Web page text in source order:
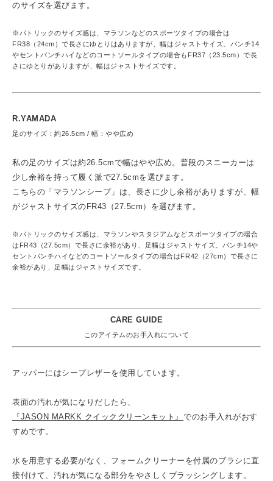
のサイズを選びます。
※パトリックのサイズ感は、マラソンなどのスポーツタイプの場合は
FR38（24cm）で長さにゆとりはありますが、幅はジャストサイズ。パンチ14
やセントパンチハイなどのコートソールタイプの場合もFR37（23.5cm）で長
さにゆとりがありますが、幅はジャストサイズです。
R.YAMADA
足のサイズ：約26.5cm / 幅：やや広め
私の足のサイズは約26.5cmで幅はやや広め。普段のスニーカーは
少し余裕を持って履く派で27.5cmを選びます。
こちらの「マラソンシープ」は、長さに少し余裕がありますが、幅
がジャストサイズのFR43（27.5cm）を選びます。
※パトリックのサイズ感は、マラソンやスタジアムなどスポーツタイプの場合
はFR43（27.5cm）で長さに余裕があり、足幅はジャストサイズ。パンチ14や
セントパンチハイなどのコートソールタイプの場合はFR42（27cm）で長さに
余裕があり、足幅はジャストサイズです。
CARE GUIDE
このアイテムのお手入れについて
アッパーにはシープレザーを使用しています。
表面の汚れが気になりだしたら、
『JASON MARKK クイッククリーンキット』でのお手入れがおす
すめです。
水を用意する必要がなく、フォームクリーナーを付属のブラシに直
接付けて、汚れが気になる部分をやさしくブラッシングします。